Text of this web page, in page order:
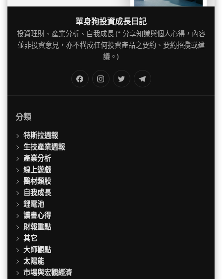
單身狗投資成長日記
投資理財、產業分析、自我成長 (* 分享知識與個人心得，內容
並非投資意見，亦不構成任何投資產品之要約、要約招攬或建
議。)
Twitter
分類
特斯拉週報
生技產業週報
產業分析
線上遊戲
醫材類股
自我成長
鋰電池
讀書心得
財報重點
其它
大師觀點
太陽能
市場與宏觀經濟